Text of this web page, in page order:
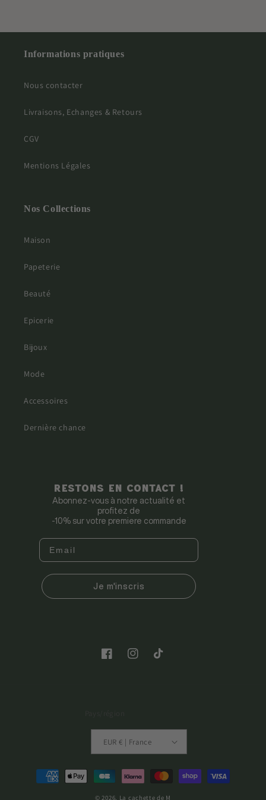
Informations pratiques
Nous contacter
Livraisons, Echanges & Retours
CGV
Mentions Légales
Nos Collections
Maison
Papeterie
Beauté
Epicerie
Bijoux
Mode
Accessoires
Dernière chance
Restons en contact !
Abonnez-vous à notre actualité et
profitez de
-10% sur votre premiere commande
Je m'inscris
FacebookInstagramTikTok
EUR € | France
Moyens
de
© 2026, La cachette de M